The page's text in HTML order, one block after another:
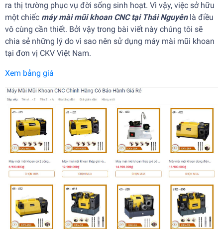
ra thị trường phục vụ đời sống sinh hoạt. Vì vậy, việc sở hữu
một chiếc máy mài mũi khoan CNC tại Thái Nguyênlà điều
vô cùng cần thiết. Bởi vậy trong bài viết này chúng tôi sẽ
chia sẻ những lý do vì sao nên sử dụng máy mài mũi khoan
tại đơn vị CKV Việt Nam.
Xem bảng giá